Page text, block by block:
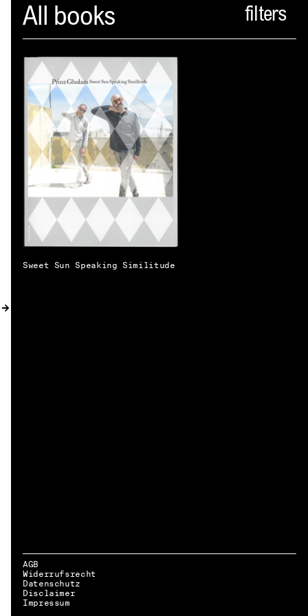
Spector
PROFIL
AKTUELLES
INDEX
WARENKORB (
VERLAGSVORSCHAU
DISTRIBUTION
KONTAKT
DE → EN
All books
Sweet Sun Speaking Similitude
AGB
Widerrufsrecht
Datenschutz
Disclaimer
Impressum